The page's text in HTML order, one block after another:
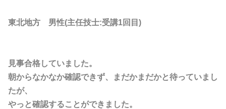
東北地方 男性(主任技士:受講1回目)
見事合格していました。
朝からなかなか確認できず、まだかまだかと待っていまし
たが、
やっと確認することができました。